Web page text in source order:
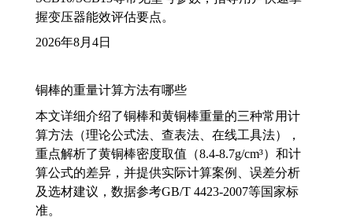
握变压器能效评估要点。
2026年8月4日
铜棒的重量计算方法有哪些
本文详细介绍了铜棒和黄铜棒重量的三种常用计
算方法（理论公式法、查表法、在线工具法），
重点解析了黄铜棒密度取值（8.4-8.7g/cm³）和计
算公式的差异，并提供实际计算案例、误差分析
及选材建议，数据参考GB/T 4423-2007等国家标
准。